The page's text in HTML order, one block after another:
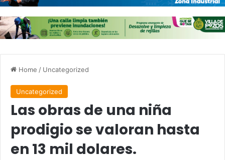
Home / Uncategorized
Uncategorized
Las obras de una niña
prodigio se valoran hasta
en 13 mil dolares.